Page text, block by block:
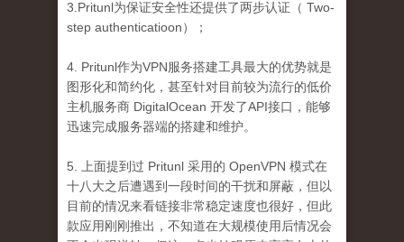
3.Pritunl为保证安全性还提供了两步认证（ Two-
step authenticatioon）；
4. Pritunl作为VPN服务搭建工具最大的优势就是
图形化和简约化，甚至针对目前较为流行的低价
主机服务商 DigitalOcean 开发了API接口，能够
迅速完成服务器端的搭建和维护。
5. 上面提到过 Pritunl 采用的 OpenVPN 模式在
十八大之后遭遇到一段时间的干扰和屏蔽，但以
目前的情况来看链接非常稳定速度也很好，但此
款应用刚刚推出，不知道在大规模使用后情况会